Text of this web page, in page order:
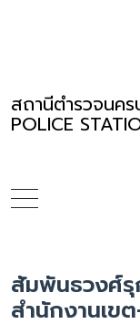
สถานีตำรวจนค
POLICE
สัมพันธวงศ์
สำนักงานเข